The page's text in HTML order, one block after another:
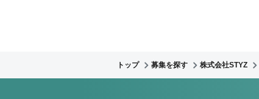
トップ 募集を探す 株式会社STYZ